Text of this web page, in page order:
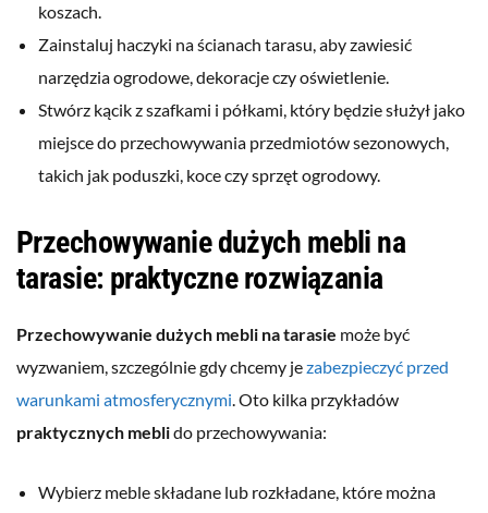
koszach.
Zainstaluj haczyki na ścianach tarasu, aby zawiesić
narzędzia ogrodowe, dekoracje czy oświetlenie.
Stwórz kącik z szafkami i półkami, który będzie służył jako
miejsce do przechowywania przedmiotów sezonowych,
takich jak poduszki, koce czy sprzęt ogrodowy.
Przechowywanie dużych mebli na
tarasie: praktyczne rozwiązania
Przechowywanie dużych mebli na tarasie może być
wyzwaniem, szczególnie gdy chcemy jezabezpieczyć przed
warunkami atmosferycznymi. Oto kilka przykładów
praktycznych meblido przechowywania:
Wybierz meble składane lub rozkładane, które można